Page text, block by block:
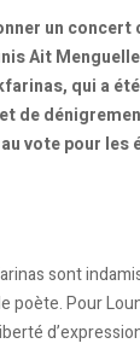
un concert
Ait
qui a
de
vote pour les
sont
poète. Pour